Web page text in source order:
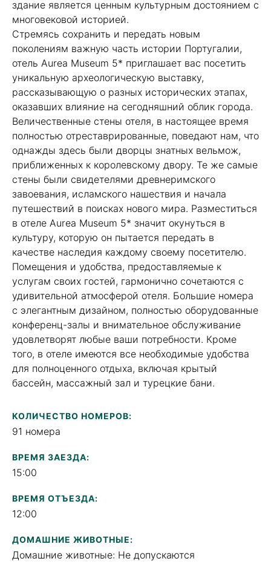
здание является ценным культурным достоянием с
многовековой историей.
Стремясь сохранить и передать новым
поколениям важную часть истории Португалии,
отель Aurea Museum 5* приглашает вас посетить
уникальную археологическую выставку,
рассказывающую о разных исторических этапах,
оказавших влияние на сегодняшний облик города.
Величественные стены отеля, в настоящее время
полностью отреставрированные, поведают нам, что
однажды здесь были дворцы знатных вельмож,
приближенных к королевскому двору. Те же самые
стены были свидетелями древнеримского
завоевания, исламского нашествия и начала
путешествий в поисках нового мира. Разместиться
в отеле Aurea Museum 5* значит окунуться в
культуру, которую он пытается передать в
качестве наследия каждому своему посетителю.
Помещения и удобства, предоставляемые к
услугам своих гостей, гармонично сочетаются с
удивительной атмосферой отеля. Большие номера
с элегантным дизайном, полностью оборудованные
конференц-залы и внимательное обслуживание
удовлетворят любые ваши потребности. Кроме
того, в отеле имеются все необходимые удобства
для полноценного отдыха, включая крытый
бассейн, массажный зал и турецкие бани.
КОЛИЧЕСТВО НОМЕРОВ:
91 номера
ВРЕМЯ ЗАЕЗДА:
15:00
ВРЕМЯ ОТЪЕЗДА:
12:00
ДОМАШНИЕ ЖИВОТНЫЕ:
Домашние животные: Не допускаются